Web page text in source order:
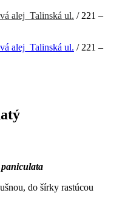
alej_Talinská ul. / 221 –
alej_Talinská ul. / 221 –
do šírky rastúcou